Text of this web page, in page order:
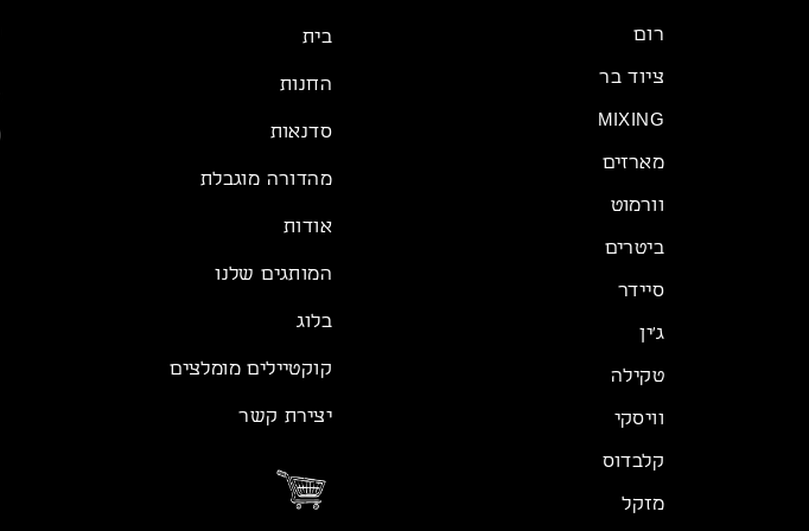
רום
ציוד בר
MIXING
מארזים
וורמוט
ביטרים
סיידר
ג׳ין
טקילה
וויסקי
קלבדוס
מזקל
בית
החנות
סדנאות
מהדורה מוגבלת
אודות
המותגים שלנו
בלוג
קוקטיילים מומלצים
יצירת קשר